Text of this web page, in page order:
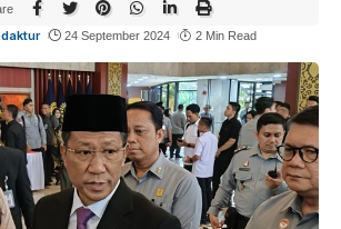
24 September 2024 2 Min Read